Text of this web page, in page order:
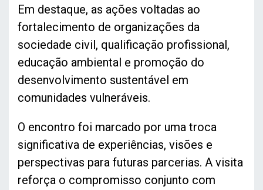
Em destaque, as ações voltadas ao
fortalecimento de organizações da
sociedade civil, qualificação profissional,
educação ambiental e promoção do
desenvolvimento sustentável em
comunidades vulneráveis.
O encontro foi marcado por uma troca
significativa de experiências, visões e
perspectivas para futuras parcerias. A visita
reforça o compromisso conjunto com